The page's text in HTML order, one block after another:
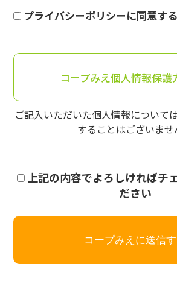
プライバシーポリシーに同意する
コープみえ個人情報保護
ご記入いただいた個人情報について
することはございませ
上記の内容でよろしければチ
ださい